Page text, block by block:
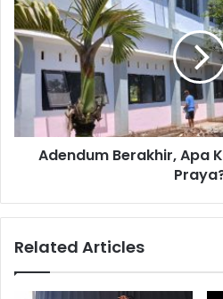
Adendum Berakhir, Apa
Related Articles